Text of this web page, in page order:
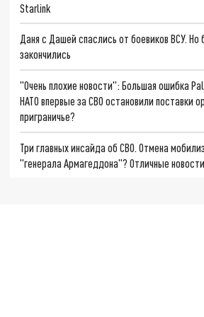
Starlink
Даня с Дашей спаслись от боевиков ВСУ.
закончились
"Очень плохие новости": Большая ошибка
НАТО впервые за СВО остановили поставки
приграничье?
Три главных инсайда об СВО. Отмена
"генерала Армагеддона"? Отличные